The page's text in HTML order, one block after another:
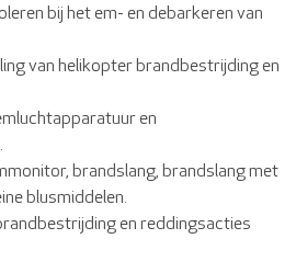
bij het em- en debarkeren van
van helikopter brandbestrijding en
en
brandslang, brandslang met
blusmiddelen.
en reddingsacties